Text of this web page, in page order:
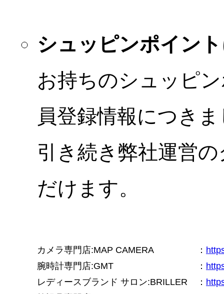
シュッピンポイン
お持ちのシュッピ
員登録情報につき
引き続き弊社運営
だけます。
カメラ専門店:MAP CAMERA ：
腕時計専門店:GMT
：
レディースブランド サロン:BRILLER
：